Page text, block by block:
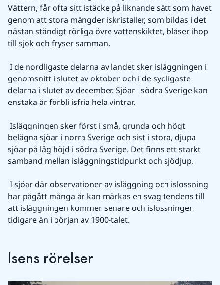
Vättern, får ofta sitt istäcke på liknande sätt som havet
genom att stora mängder iskristaller, som bildas i det
nästan ständigt rörliga övre vattenskiktet, blåser ihop
till sjok och fryser samman.
genomsnitt i slutet av oktober och i de sydligaste
delarna i slutet av december. Sjöar i södra Sverige kan
enstaka år förbli isfria hela vintrar.
belägna sjöar i norra Sverige och sist i stora, djupa
sjöar på låg höjd i södra Sverige. Det finns ett starkt
samband mellan isläggningstidpunkt och sjödjup.
har pågått många år kan märkas en svag tendens till
att isläggningen kommer senare och islossningen
tidigare än i början av 1900-talet.
Isens rörelser